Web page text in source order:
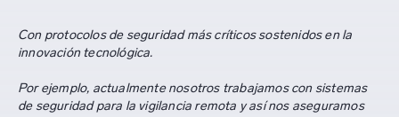
Con protocolos de seguridad más críticos sostenidos en la
innovación tecnológica.
Por ejemplo, actualmente nosotros trabajamos con sistemas
de seguridad para la vigilancia remota y así nos aseguramos